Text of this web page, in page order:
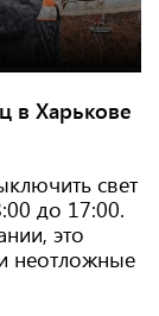
в Харькове
свет
до 17:00.
это
неотложные